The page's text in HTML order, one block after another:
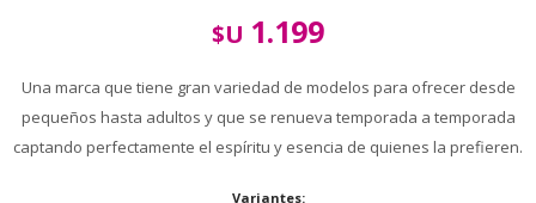
$U 1.199
Una marca que tiene gran variedad de modelos para ofrecer desde
pequeños hasta adultos y que se renueva temporada a temporada
captando perfectamente el espíritu y esencia de quienes la prefieren.
Variantes: